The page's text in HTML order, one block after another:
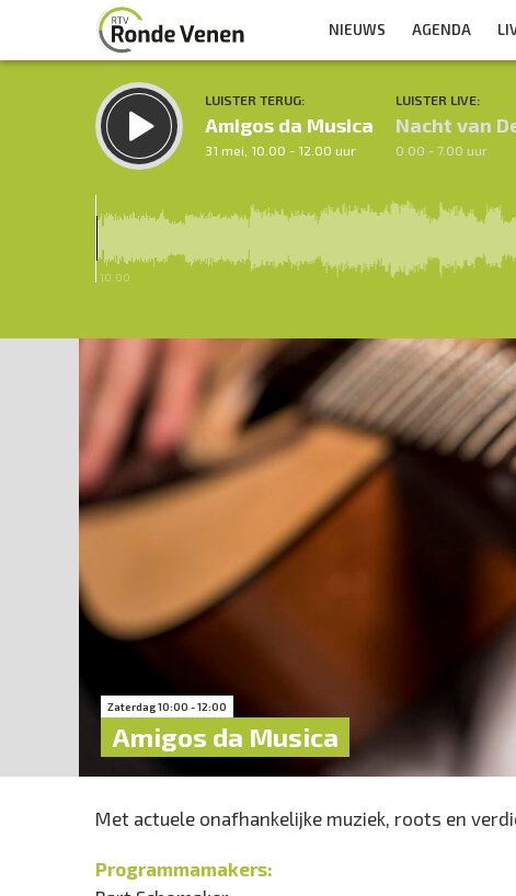
NIEUWS AGENDA
LUISTER TERUG:
Amigos da Musica
31 mei, 10.00 - 12.00 uur
LUISTER LIVE:
Nacht van
0.00 - 7.00 uur
10.00
Zaterdag 10:00 - 12:00
Amigos da Musica
Met actuele onafhankelijke muziek, roots en
Programmamakers: